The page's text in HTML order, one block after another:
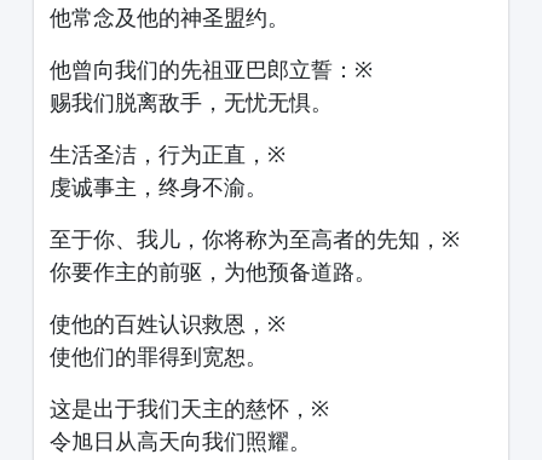
他常念及他的神圣盟约。
他曾向我们的先祖亚巴郎立誓：※
赐我们脱离敌手，无忧无惧。
生活圣洁，行为正直，※
虔诚事主，终身不渝。
至于你、我儿，你将称为至高者的先知，※
你要作主的前驱，为他预备道路。
使他的百姓认识救恩，※
使他们的罪得到宽恕。
这是出于我们天主的慈怀，※
令旭日从高天向我们照耀。